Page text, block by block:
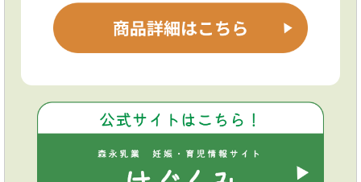
不使用